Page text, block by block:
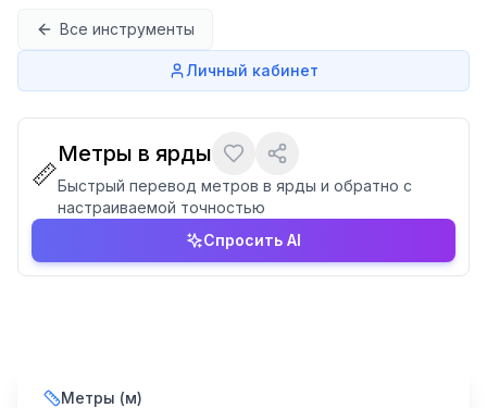
Все инструменты
Личный кабинет
📏
Метры в ярды
Быстрый перевод метров в ярды и обратно с
настраиваемой точностью
Спросить AI
Метры (м)